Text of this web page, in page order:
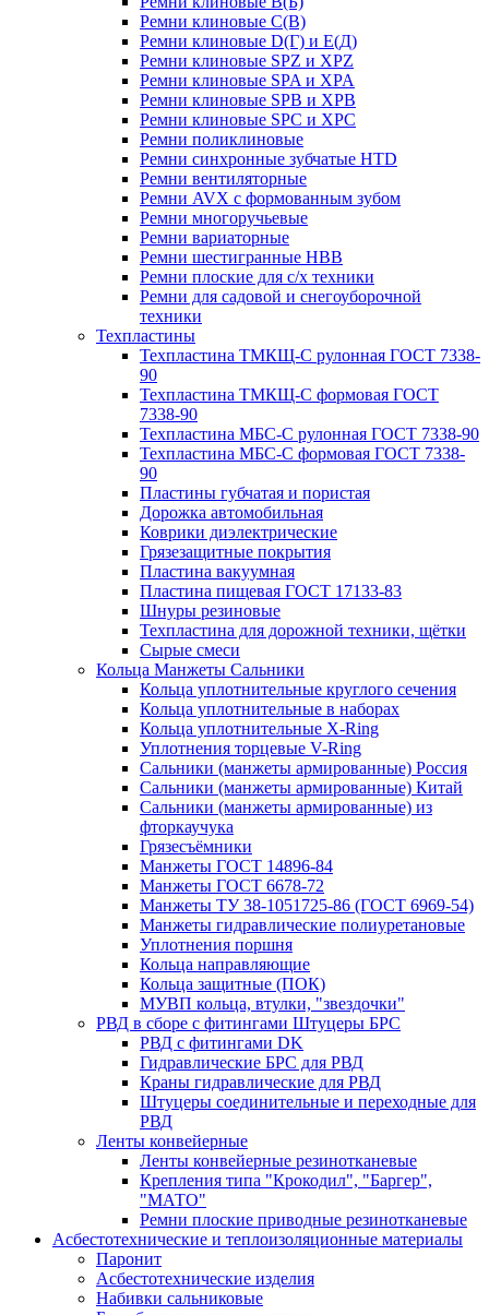
Ремни клиновые С(В)
Ремни клиновые D(Г) и Е(Д)
Ремни клиновые SPZ и XPZ
Ремни клиновые SPA и XPA
Ремни клиновые SPB и XPB
Ремни клиновые SPC и XPC
Ремни поликлиновые
Ремни синхронные зубчатые HTD
Ремни вентиляторные
Ремни AVX с формованным зубом
Ремни многоручьевые
Ремни вариаторные
Ремни шестигранные HBB
Ремни плоские для с/х техники
Ремни для садовой и снегоуборочной
техники
Техпластины
Техпластина ТМКЩ-С рулонная ГОСТ 7338-
90
Техпластина ТМКЩ-С формовая ГОСТ
7338-90
Техпластина МБС-С рулонная ГОСТ 7338-90
Техпластина МБС-С формовая ГОСТ 7338-
90
Пластины губчатая и пористая
Дорожка автомобильная
Коврики диэлектрические
Грязезащитные покрытия
Пластина вакуумная
Пластина пищевая ГОСТ 17133-83
Шнуры резиновые
Техпластина для дорожной техники, щётки
Сырые смеси
Кольца Манжеты Сальники
Кольца уплотнительные круглого сечения
Кольца уплотнительные в наборах
Кольца уплотнительные Х-Ring
Уплотнения торцевые V-Ring
Сальники (манжеты армированные) Россия
Сальники (манжеты армированные) Китай
Сальники (манжеты армированные) из
фторкаучука
Грязесъёмники
Манжеты ГОСТ 14896-84
Манжеты ГОСТ 6678-72
Манжеты ТУ 38-1051725-86 (ГОСТ 6969-54)
Манжеты гидравлические полиуретановые
Уплотнения поршня
Кольца направляющие
Кольца защитные (ПОК)
МУВП кольца, втулки, "звездочки"
РВД в сборе с фитингами Штуцеры БРС
РВД с фитингами DK
Гидравлические БРС для РВД
Краны гидравлические для РВД
Штуцеры соединительные и переходные для
РВД
Ленты конвейерные
Ленты конвейерные резинотканевые
Крепления типа "Крокодил", "Баргер",
"МАТО"
Ремни плоские приводные резинотканевые
Асбестотехнические и теплоизоляционные материалы
Паронит
Асбестотехнические изделия
Набивки сальниковые